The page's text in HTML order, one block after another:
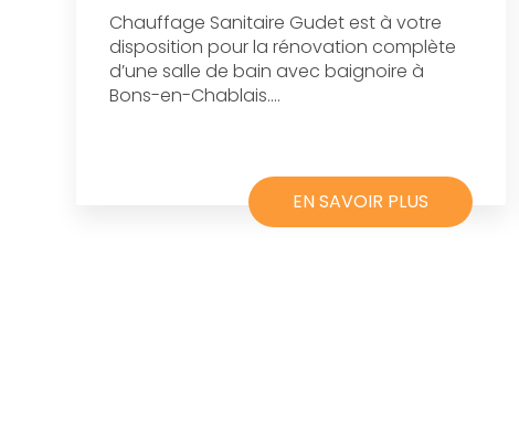
Chauffage Sanitaire Gudet est à votre
disposition pour la rénovation complète
d’une salle de bain avec baignoire à
Bons-en-Chablais....
EN SAVOIR PLUS